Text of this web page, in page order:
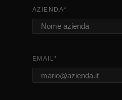
AZIENDA*
EMAIL*